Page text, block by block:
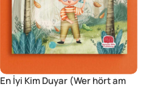
En İyi Kim Duyar (Wer hört am